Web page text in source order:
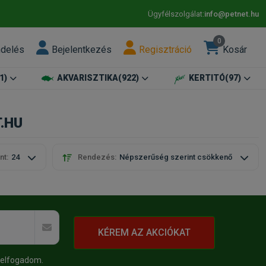
Ügyfélszolgálat:info@petnet.hu
Bejelentkezés Regisztráció
0
Kosár
AKVARISZTIKA(922) KERTITÓ(97)
24 Rendezés: Népszerűség szerint csökkenő
KÉREM AZ AKCIÓKAT